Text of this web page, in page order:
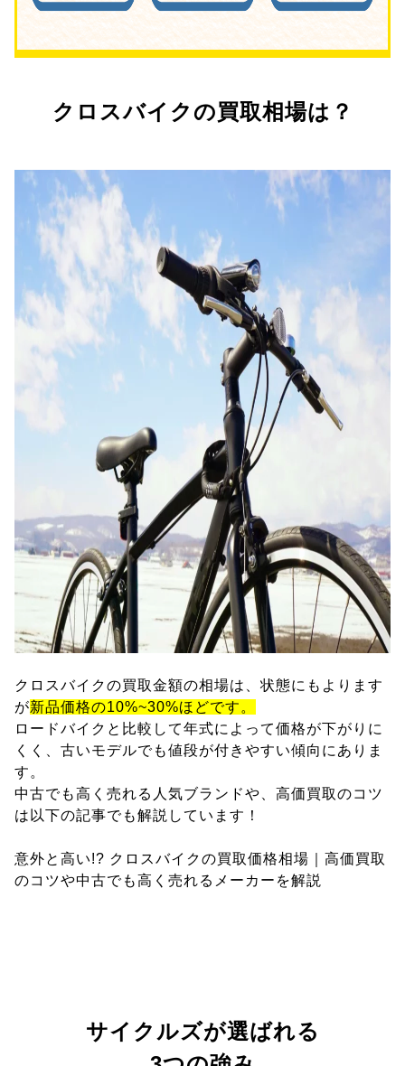
クロスバイクの買取相場は？
クロスバイクの買取金額の相場は、状態にもよります
が新品価格の10%~30%ほどです。
ロードバイクと比較して年式によって価格が下がりに
くく、古いモデルでも値段が付きやすい傾向にありま
す。
中古でも高く売れる人気ブランドや、高価買取のコツ
は以下の記事でも解説しています！
意外と高い!? クロスバイクの買取価格相場｜高価買取
のコツや中古でも高く売れるメーカーを解説
サイクルズが選ばれる